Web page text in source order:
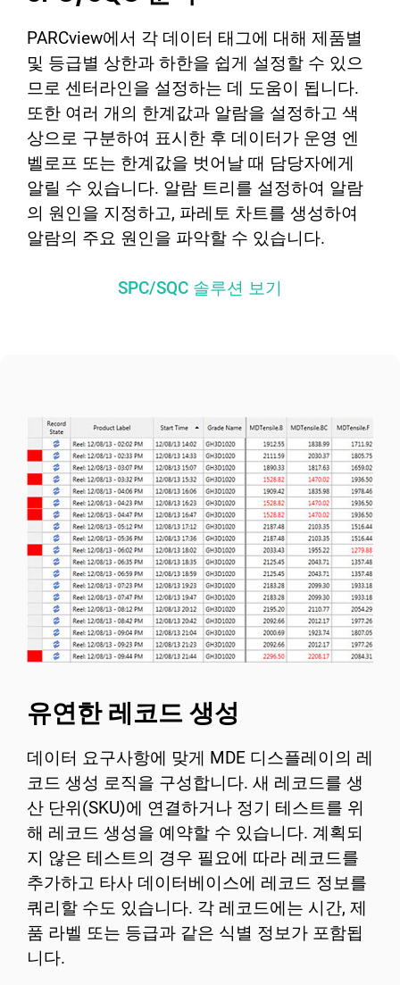
PARCview에서 각 데이터 태그에 대해 제품별
및 등급별 상한과 하한을 쉽게 설정할 수 있으
므로 센터라인을 설정하는 데 도움이 됩니다.
또한 여러 개의 한계값과 알람을 설정하고 색
상으로 구분하여 표시한 후 데이터가 운영 엔
벨로프 또는 한계값을 벗어날 때 담당자에게
알릴 수 있습니다. 알람 트리를 설정하여 알람
의 원인을 지정하고, 파레토 차트를 생성하여
알람의 주요 원인을 파악할 수 있습니다.
SPC/SQC 솔루션 보기
유연한 레코드 생성
데이터 요구사항에 맞게 MDE 디스플레이의 레
코드 생성 로직을 구성합니다. 새 레코드를 생
산 단위(SKU)에 연결하거나 정기 테스트를 위
해 레코드 생성을 예약할 수 있습니다. 계획되
지 않은 테스트의 경우 필요에 따라 레코드를
추가하고 타사 데이터베이스에 레코드 정보를
쿼리할 수도 있습니다. 각 레코드에는 시간, 제
품 라벨 또는 등급과 같은 식별 정보가 포함됩
니다.